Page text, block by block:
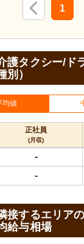
1
護タクシー/ド
別）
均値
正社員
(月収)
-
-
接するエリア
給与相場